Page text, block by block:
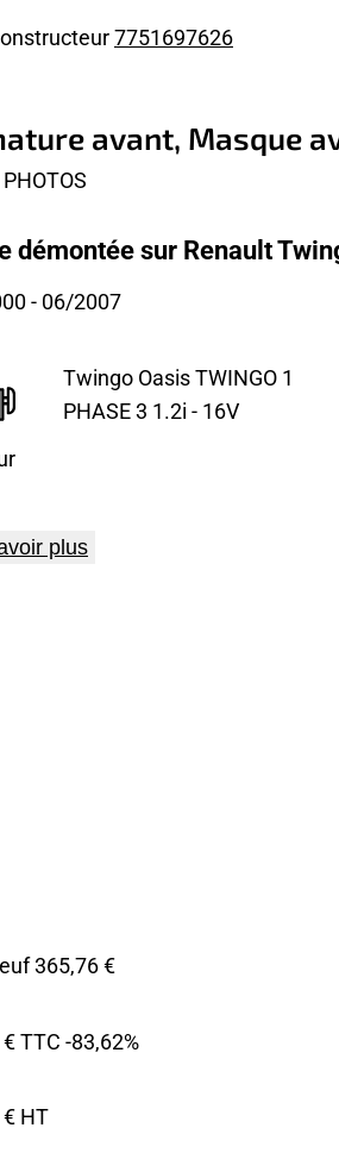
7751697626
avant, Masque
démontée sur Renault
- 06/2007
Twingo Oasis TWINGO 1
PHASE 3 1.2i - 16V
plus
365,76 €
TTC -83,62%
HT